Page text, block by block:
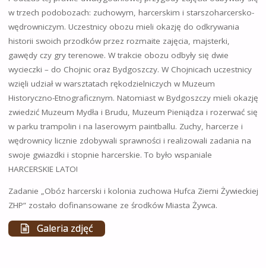
w trzech podobozach: zuchowym, harcerskim i starszoharcersko-
wędrowniczym. Uczestnicy obozu mieli okazję do odkrywania
historii swoich przodków przez rozmaite zajęcia, majsterki,
gawędy czy gry terenowe. W trakcie obozu odbyły się dwie
wycieczki – do Chojnic oraz Bydgoszczy. W Chojnicach uczestnicy
wzięli udział w warsztatach rękodzielniczych w Muzeum
Historyczno-Etnograficznym. Natomiast w Bydgoszczy mieli okazję
zwiedzić Muzeum Mydła i Brudu, Muzeum Pieniądza i rozerwać się
w parku trampolin i na laserowym paintballu. Zuchy, harcerze i
wędrownicy licznie zdobywali sprawności i realizowali zadania na
swoje gwiazdki i stopnie harcerskie. To było wspaniale
HARCERSKIE LATO!
Zadanie „Obóz harcerski i kolonia zuchowa Hufca Ziemi Żywieckiej
ZHP” zostało dofinansowane ze środków Miasta Żywca.
Galeria zdjęć